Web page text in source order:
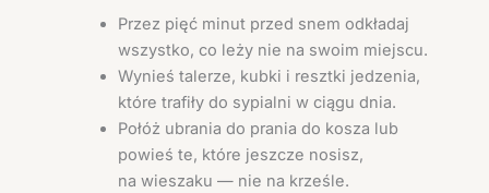
Przez pięć minut przed snem odkładaj
wszystko, co leży nie na swoim miejscu.
Wynieś talerze, kubki i resztki jedzenia,
które trafiły do sypialni w ciągu dnia.
Połóż ubrania do prania do kosza lub
powieś te, które jeszcze nosisz,
na wieszaku — nie na krześle.